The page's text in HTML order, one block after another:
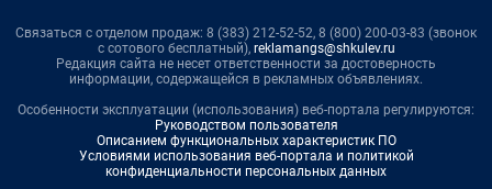
Связаться с отделом продаж: 8 (383) 212-52-52, 8 (800) 200-03-83 (звонок
с сотового бесплатный), reklamangs@shkulev.ru
Редакция сайта не несет ответственности за достоверность
информации, содержащейся в рекламных объявлениях.
Особенности эксплуатации (использования) веб-портала регулируются:
Руководством пользователя
Описанием функциональных характеристик ПО
Условиями использования веб-портала и политикой
конфиденциальности персональных данных